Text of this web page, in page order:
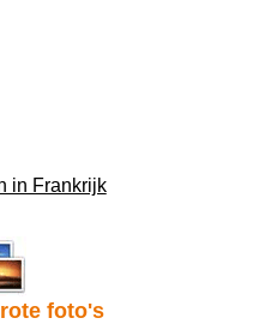
in Frankrijk
foto's